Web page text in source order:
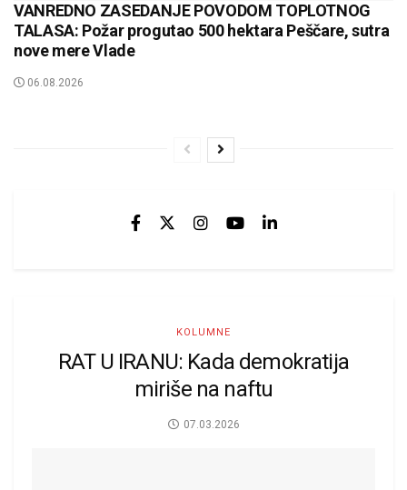
VANREDNO ZASEDANJE POVODOM TOPLOTNOG
TALASA: Požar progutao 500 hektara Peščare, sutra
nove mere Vlade
06.08.2026
KOLUMNE
RAT U IRANU: Kada demokratija
miriše na naftu
07.03.2026